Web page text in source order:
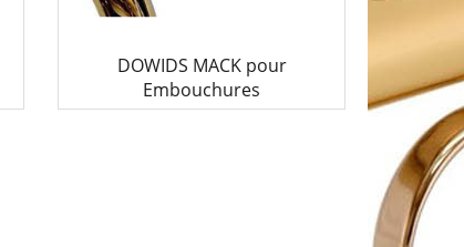
DOWIDS MACK pour
Embouchures